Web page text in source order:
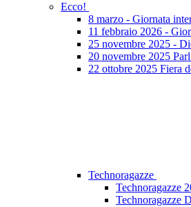
Ecco!
8 marzo - Giornata
11 febbraio 2026 -
25 novembre 2025 -
20 novembre 2025
22 ottobre 2025 Fiera
Technoragazze
Technoragazze
Technoragazze